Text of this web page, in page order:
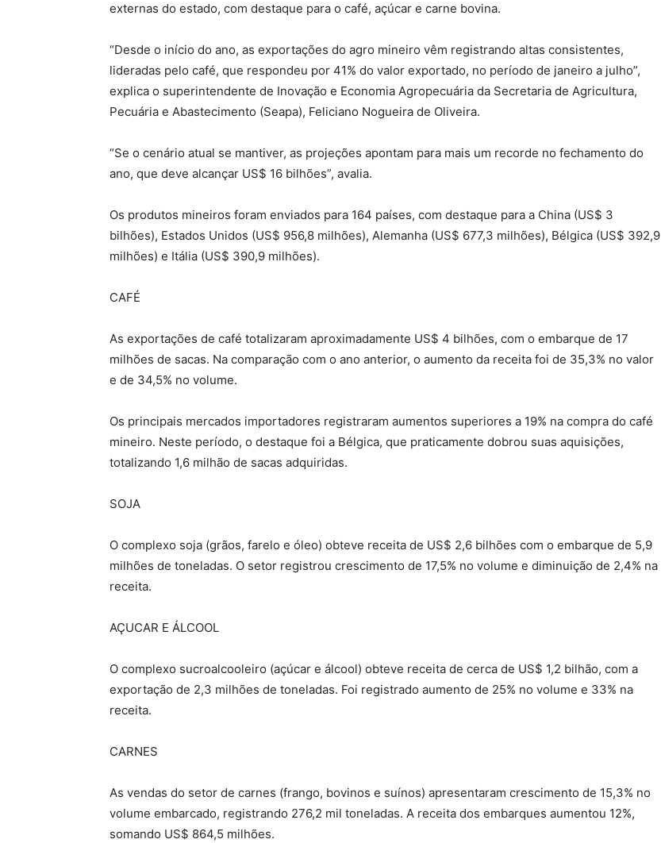
externas do estado, com destaque para o café, açúcar e carne bovina.
“Desde o início do ano, as exportações do agro mineiro vêm registrando altas consistentes,
lideradas pelo café, que respondeu por 41% do valor exportado, no período de janeiro a julho”,
explica o superintendente de Inovação e Economia Agropecuária da Secretaria de Agricultura,
Pecuária e Abastecimento (Seapa), Feliciano Nogueira de Oliveira.
“Se o cenário atual se mantiver, as projeções apontam para mais um recorde no fechamento do
ano, que deve alcançar US$ 16 bilhões”, avalia.
Os produtos mineiros foram enviados para 164 países, com destaque para a China (US$ 3
bilhões), Estados Unidos (US$ 956,8 milhões), Alemanha (US$ 677,3 milhões), Bélgica (US$ 392,9
milhões) e Itália (US$ 390,9 milhões).
CAFÉ
As exportações de café totalizaram aproximadamente US$ 4 bilhões, com o embarque de 17
milhões de sacas. Na comparação com o ano anterior, o aumento da receita foi de 35,3% no valor
e de 34,5% no volume.
Os principais mercados importadores registraram aumentos superiores a 19% na compra do café
mineiro. Neste período, o destaque foi a Bélgica, que praticamente dobrou suas aquisições,
totalizando 1,6 milhão de sacas adquiridas.
SOJA
O complexo soja (grãos, farelo e óleo) obteve receita de US$ 2,6 bilhões com o embarque de 5,9
milhões de toneladas. O setor registrou crescimento de 17,5% no volume e diminuição de 2,4% na
receita.
AÇUCAR E ÁLCOOL
O complexo sucroalcooleiro (açúcar e álcool) obteve receita de cerca de US$ 1,2 bilhão, com a
exportação de 2,3 milhões de toneladas. Foi registrado aumento de 25% no volume e 33% na
receita.
CARNES
As vendas do setor de carnes (frango, bovinos e suínos) apresentaram crescimento de 15,3% no
volume embarcado, registrando 276,2 mil toneladas. A receita dos embarques aumentou 12%,
somando US$ 864,5 milhões.